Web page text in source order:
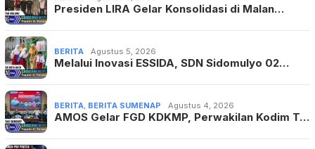
Presiden LIRA Gelar Konsolidasi di Malan…
BERITA Agustus 5, 2026
Melalui Inovasi ESSIDA, SDN Sidomulyo 02…
BERITA, BERITA SUMENAP Agustus 4, 2026
AMOS Gelar FGD KDKMP, Perwakilan Kodim T…